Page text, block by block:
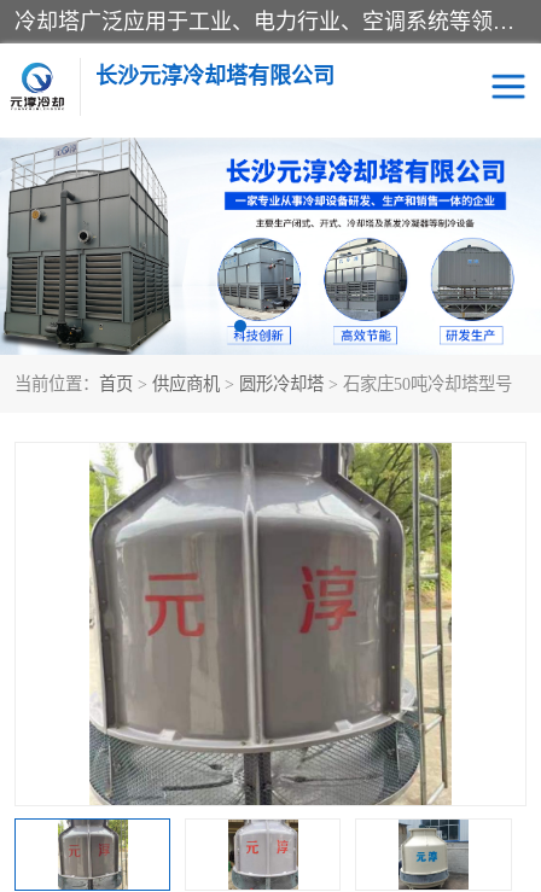
冷却塔广泛应用于工业、电力行业、空调系统等领域。在电力行业中，用于冷却发电机组的循环水；在工业生产中，如化工、冶金等行业，可降低生产过程中产生的热量；在空调系统中，为空调设备提供冷却水源
长沙元淳冷却塔有限公司
当前位置： 首页 > 供应商机 > 圆形冷却塔 > 石家庄50吨冷却塔型号
方形开式冷却塔 圆形冷却塔
闭式冷却塔 水箱
电控箱 水泵
板式换热器